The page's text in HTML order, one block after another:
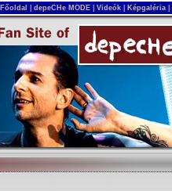
Főoldal depeCHe MODE Videók Képgaléria